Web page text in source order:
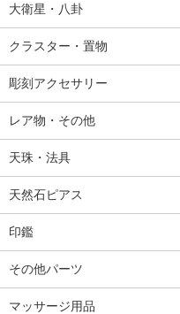
大衛星・八卦
クラスター・置物
彫刻アクセサリー
レア物・その他
天珠・法具
天然石ピアス
印鑑
その他パーツ
マッサージ用品